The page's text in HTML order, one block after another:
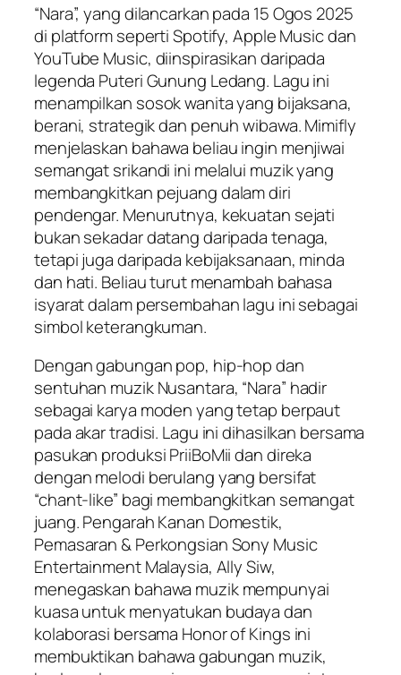
“Nara”, yang dilancarkan pada 15 Ogos 2025
di platform seperti Spotify, Apple Music dan
YouTube Music, diinspirasikan daripada
legenda Puteri Gunung Ledang. Lagu ini
menampilkan sosok wanita yang bijaksana,
berani, strategik dan penuh wibawa. Mimifly
menjelaskan bahawa beliau ingin menjiwai
semangat srikandi ini melalui muzik yang
membangkitkan pejuang dalam diri
pendengar. Menurutnya, kekuatan sejati
bukan sekadar datang daripada tenaga,
tetapi juga daripada kebijaksanaan, minda
dan hati. Beliau turut menambah bahasa
isyarat dalam persembahan lagu ini sebagai
simbol keterangkuman.
Dengan gabungan pop, hip-hop dan
sentuhan muzik Nusantara, “Nara” hadir
sebagai karya moden yang tetap berpaut
pada akar tradisi. Lagu ini dihasilkan bersama
pasukan produksi PriiBoMii dan direka
dengan melodi berulang yang bersifat
“chant-like” bagi membangkitkan semangat
juang. Pengarah Kanan Domestik,
Pemasaran & Perkongsian Sony Music
Entertainment Malaysia, Ally Siw,
menegaskan bahawa muzik mempunyai
kuasa untuk menyatukan budaya dan
kolaborasi bersama Honor of Kings ini
membuktikan bahawa gabungan muzik,